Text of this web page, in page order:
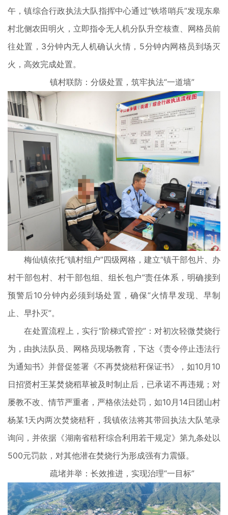
午，镇综合行政执法大队指挥中心通过“铁塔哨兵”发现东皋
村北侧农田明火，立即指令无人机分队升空核查、网格员前
往处置，3分钟内无人机确认火情，5分钟内网格员到场灭
火，高效完成处置。
镇村联防：分级处置，筑牢执法“一道墙”
梅仙镇依托“镇村组户”四级网格，建立“镇干部包片、办
村干部包村、村干部包组、组长包户”责任体系，明确接到
预警后10分钟内必须到场处置，确保“火情早发现、早制
止、早扑灭”。
在处置流程上，实行“阶梯式管控”：对初次轻微焚烧行
为，由执法队员、网格员现场教育，下达《责令停止违法行
为通知书》并督促签署《不再焚烧秸秆保证书》，如10月10
日招贤村王某焚烧稻草被及时制止后，已承诺不再违规；对
屡教不改、情节严重者，严格依法处罚，如10月14日团山村
杨某1天内两次焚烧秸秆，我镇依法将其带回执法大队笔录
询问，并依据《湖南省秸秆综合利用若干规定》第九条处以
500元罚款，对其他潜在焚烧行为形成强有力震慑。
疏堵并举：长效推进，实现治理“一目标”